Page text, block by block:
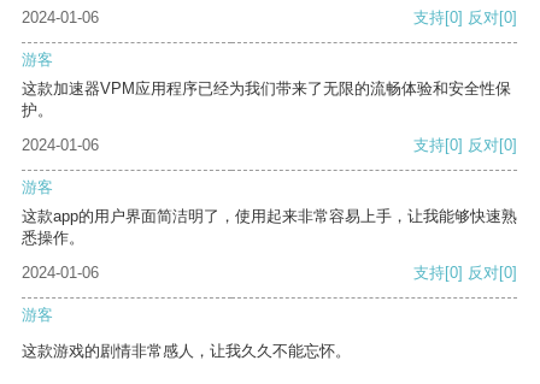
2024-01-06 支持[0] 反对[0]
游客
这款加速器VPM应用程序已经为我们带来了无限的流畅体验和安全性保
护。
2024-01-06
支持[0] 反对[0]
游客
这款app的用户界面简洁明了，使用起来非常容易上手，让我能够快速熟
悉操作。
2024-01-06
支持[0] 反对[0]
游客
这款游戏的剧情非常感人，让我久久不能忘怀。